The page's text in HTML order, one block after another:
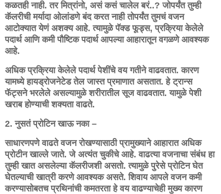
कळतही नाही. तर मित्रांनो, असं कसं चालेल बरं..? जोपर्यंत तुम्ही
कॅलरीची मर्यादा ओलांडणे बंद करत नाही तोपर्यंत तुमचं वजन
आटोक्यात येणं अशक्य आहे. त्यामुळे पॅक्ड फूड्स, प्रक्रिया केलेले
पदार्थ आणि कमी पौष्टिक पदार्थ आपल्या आहारातून वगळणे आवश्यक
आहे.
अधिक प्रक्रिया केलेले पदार्थ पेशींचे वय गतीने वाढवतात. कारण
यामध्ये हायड्रोजनेटेड तेल जास्त प्रमाणात असतात. हे ट्रान्स
फॅट्सने भरलेले असल्यामुळे शरीरातील सूज वाढवतात. यामुळे पेशी
खराब होण्याची शक्यता वाढते.
2. नुसतं प्रोटिन खाऊ नका –
साधारणपणे वाढते वजन रोखण्यासाठी प्रामुख्याने आहारात अधिक
प्रोटीन खाल्ले जाते. जे अत्यंत चुकीचे आहे. वाढत्या वजनाचा संबंध हा
तुम्ही खात असलेल्या कॅलरीजशी असतो. त्यामुळे पुरेसे प्रोटिन घेत
घेतल्याची खात्री करणे आवश्यक असते. शिवाय आपले वजन कमी
करण्यासोबतच प्रथिनांची कमतरता हे वय वाढण्याचेही मुख्य कारण